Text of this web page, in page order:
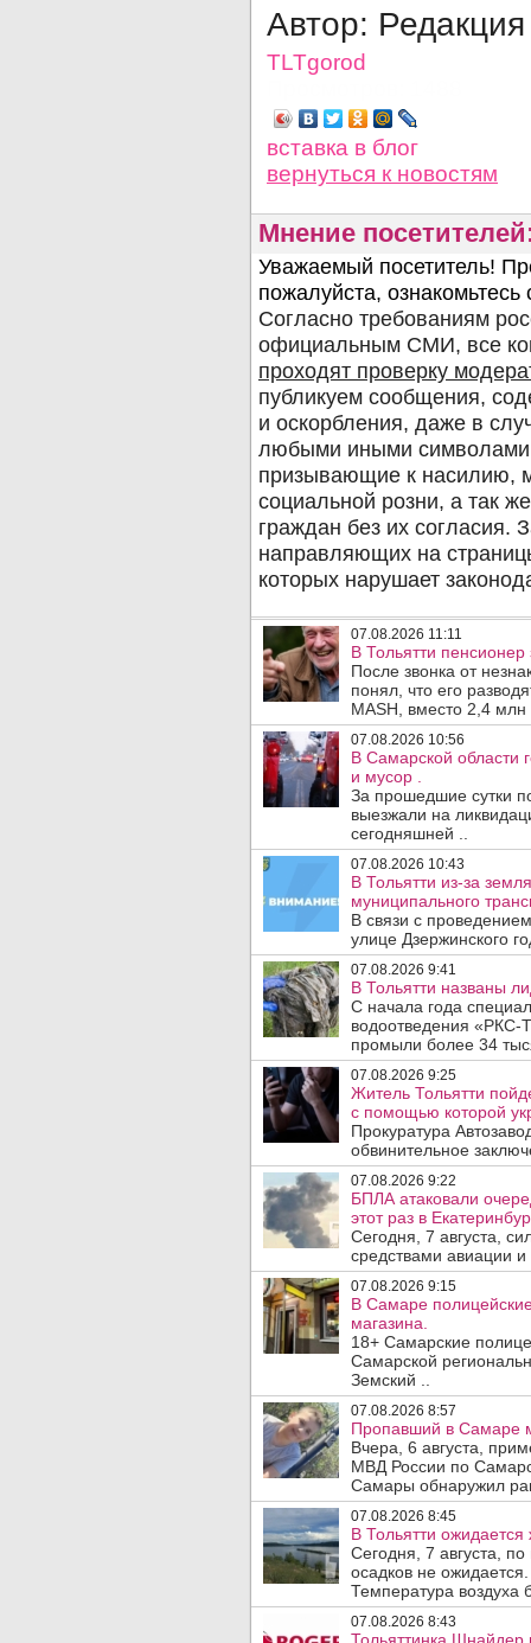
Автор:
TLTgorod
вставка в блог
вернуться к новостям
Мнение
07.08.2026 11:11
В Тольятти
После звонка от
понял, что его
MASH, вместо 2,4 млн
07.08.2026 10:56
В Самарской области
и мусор .
За прошедшие сутки
выезжали на
сегодняшней ..
07.08.2026 10:43
В Тольятти из-за
муниципального
В связи с
улице Дзержинского
07.08.2026 9:41
В Тольятти названы
С начала года
водоотведения «РКС-
промыли более 34
07.08.2026 9:25
Житель Тольятти
с помощью которой
Прокуратура
обвинительное
07.08.2026 9:22
БПЛА атаковали
этот раз в
Сегодня, 7 августа,
средствами авиации
07.08.2026 9:15
В Самаре
магазина.
18+ Самарские
Самарской
Земский ..
07.08.2026 8:57
Пропавший в Самаре
Вчера, 6 августа,
МВД России по
Самары обнаружил
07.08.2026 8:45
В Тольятти
Сегодня, 7 августа,
осадков не
Температура воздуха
07.08.2026 8:43